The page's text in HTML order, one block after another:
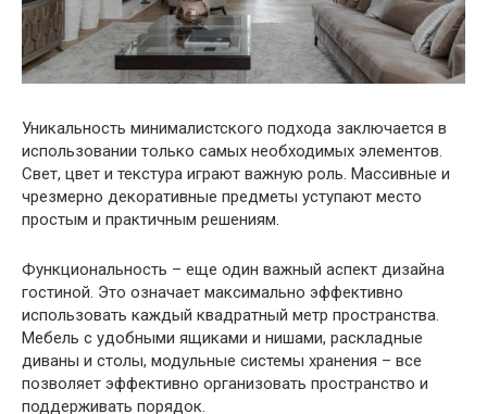
Уникальность минималистского подхода заключается в
использовании только самых необходимых элементов.
Свет, цвет и текстура играют важную роль. Массивные и
чрезмерно декоративные предметы уступают место
простым и практичным решениям.
Функциональность – еще один важный аспект дизайна
гостиной. Это означает максимально эффективно
использовать каждый квадратный метр пространства.
Мебель с удобными ящиками и нишами, раскладные
диваны и столы, модульные системы хранения – все
позволяет эффективно организовать пространство и
поддерживать порядок.